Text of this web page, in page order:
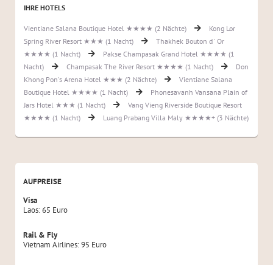
IHRE HOTELS
Vientiane Salana Boutique Hotel ★★★★ (2 Nächte)
Kong Lor
Spring River Resort ★★★ (1 Nacht)
Thakhek Bouton d ' Or
★★★★ (1 Nacht)
Pakse Champasak Grand Hotel ★★★★ (1
Nacht)
Champasak The River Resort ★★★★ (1 Nacht)
Don
Khong Pon's Arena Hotel ★★★ (2 Nächte)
Vientiane Salana
Boutique Hotel ★★★★ (1 Nacht)
Phonesavanh Vansana Plain of
Jars Hotel ★★★ (1 Nacht)
Vang Vieng Riverside Boutique Resort
★★★★ (1 Nacht)
Luang Prabang Villa Maly ★★★★+ (3 Nächte)
AUFPREISE
Visa
Laos: 65 Euro
Rail & Fly
Vietnam Airlines: 95 Euro